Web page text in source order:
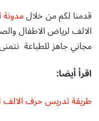
قدمنا لكم من خلالمدونة
مجاني جاهز للطباعة
اقرأ أيضا:
طريقة تدريس حرف الالف